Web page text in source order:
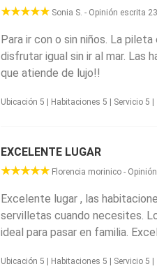
Sonia S. - Opinión escrita
Para ir con o sin niños. La
disfrutar igual sin ir al mar. Las
que atiende de lujo!!
Ubicación 5 | Habitaciones 5 | Servicio 5 |
EXCELENTE LUGAR
Florencia morinico -
Excelente lugar , las
servilletas cuando necesites.
ideal para pasar en familia.
Ubicación 5 | Habitaciones 5 | Servicio 5 |